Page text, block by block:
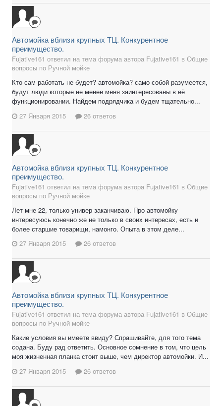
Автомойка вблизи крупных ТЦ. Конкурентное
преимущество.
Fujative161 ответил на тема форума автора Fujative161 в Общие
вопросы по Ручной мойке
Кто сам работать не будет? автомойка? само собой разумеется,
будут люди которые не менее меня заинтересованы в её
функционировании. Найдем подрядчика и будем тщательно...
27 Января 2015
26 ответов
Автомойка вблизи крупных ТЦ. Конкурентное
преимущество.
Fujative161 ответил на тема форума автора Fujative161 в Общие
вопросы по Ручной мойке
Лет мне 22, только универ заканчиваю. Про автомойку
интересуюсь конечно же не только в своих интересах, есть и
более старшие товарищи, намонго. Опыта в этом деле...
27 Января 2015
26 ответов
Автомойка вблизи крупных ТЦ. Конкурентное
преимущество.
Fujative161 ответил на тема форума автора Fujative161 в Общие
вопросы по Ручной мойке
Какие условия вы имеете ввиду? Спрашивайте, для того тема
содана. Буду рад ответить. Основное сомнение в том, что цель
моя жизненная планка стоит выше, чем директор автомойки. И...
27 Января 2015
26 ответов